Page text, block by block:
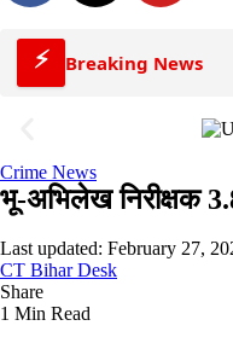
⚡ Breaking News
Crime News
भू-अभिलेख निरीक्षक
Last updated: February 27,
CT Bihar Desk
Share
1 Min Read